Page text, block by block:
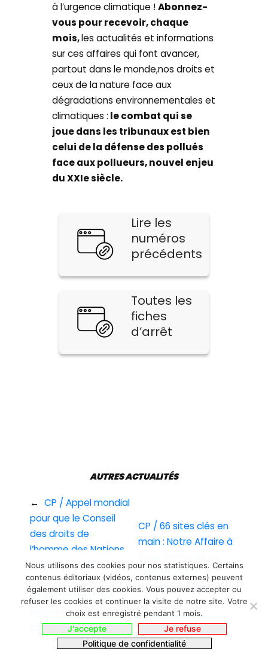
à l’urgence climatique !Abonnez-
vous pour recevoir, chaque
mois,les actualités et informations
sur ces affaires qui font avancer,
partout dans le monde,nos droits et
ceux de la nature face aux
dégradations environnementales et
climatiques : le combat qui se
joue dans les tribunaux est bien
celui de la défense des pollués
face aux pollueurs, nouvel enjeu
du XXIe siècle.
Lire les
numéros
précédents
Toutes les
fiches
d’arrêt
← CP / Appel mondial
pour que le Conseil
des droits de
l’homme des Nations
Unies reconnaisse
d’urgence le droit à un
environnement sûr,
propre, sain et
durable
AUTRES ACTUALITÉS
CP / 66 sites clés en
main : Notre Affaire à
Conseil d’Etat
d’annuler le dispositif
→
Nous utilisons des cookies pour nos statistiques. Certains
contenus éditoriaux (vidéos, contenus externes) peuvent
également utiliser des cookies. Vous pouvez accepter ou
refuser les cookies et continuer la visite de notre site. Votre
choix est enregistré pendant 1 mois.
J'accepte
Je refuse
Politique de confidentialité